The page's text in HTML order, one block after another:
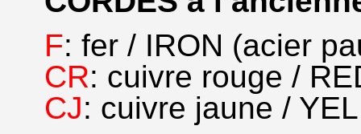
F: fer / IRON (acier
CR: cuivre rouge /
CJ: cuivre jaune /